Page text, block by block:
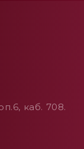
каб. 708.